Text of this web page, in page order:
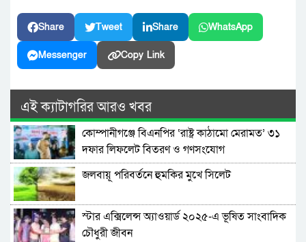
Share Tweet Share WhatsApp
Messenger Copy Link
এই ক্যাটাগরির আরও খবর
কোম্পানীগঞ্জে বিএনপির ‘রাষ্ট্র কাঠামো মেরামত’ ৩১
দফার লিফলেট বিতরণ ও গণসংযোগ
জলবায়ূ পরিবর্তনে হুমকির মুখে সিলেট
স্টার এক্সিলেন্স অ্যাওয়ার্ড ২০২৫-এ ভূষিত সাংবাদিক
চৌধুরী জীবন